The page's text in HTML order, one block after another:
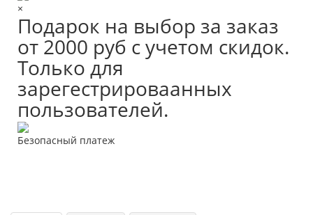
×
Подарок на выбор за заказ
от 2000 руб с учетом скидок.
Только для
зарегестрироваанных
пользователей.
Безопасный платеж